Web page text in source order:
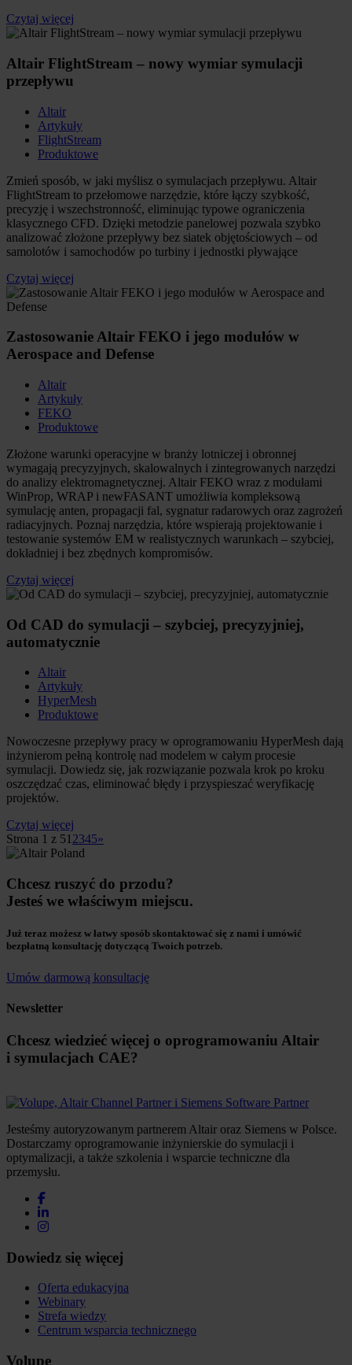
Czytaj więcej
Altair FlightStream – nowy wymiar symulacji
przepływu
Altair
Artykuły
FlightStream
Produktowe
Zmień sposób, w jaki myślisz o symulacjach przepływu. Altair
FlightStream to przełomowe narzędzie, które łączy szybkość,
precyzję i wszechstronność, eliminując typowe ograniczenia
klasycznego CFD. Dzięki metodzie panelowej pozwala szybko
analizować złożone przepływy bez siatek objętościowych – od
samolotów i samochodów po turbiny i jednostki pływające
Czytaj więcej
Zastosowanie Altair FEKO i jego modułów w
Aerospace and Defense
Altair
Artykuły
FEKO
Produktowe
Złożone warunki operacyjne w branży lotniczej i obronnej
wymagają precyzyjnych, skalowalnych i zintegrowanych narzędzi
do analizy elektromagnetycznej. Altair FEKO wraz z modułami
WinProp, WRAP i newFASANT umożliwia kompleksową
symulację anten, propagacji fal, sygnatur radarowych oraz zagrożeń
radiacyjnych. Poznaj narzędzia, które wspierają projektowanie i
testowanie systemów EM w realistycznych warunkach – szybciej,
dokładniej i bez zbędnych kompromisów.
Czytaj więcej
Od CAD do symulacji – szybciej, precyzyjniej,
automatycznie
Altair
Artykuły
HyperMesh
Produktowe
Nowoczesne przepływy pracy w oprogramowaniu HyperMesh dają
inżynierom pełną kontrolę nad modelem w całym procesie
symulacji. Dowiedz się, jak rozwiązanie pozwala krok po kroku
oszczędzać czas, eliminować błędy i przyspieszać weryfikację
projektów.
Czytaj więcej
Strona 1 z 512345»
Chcesz ruszyć do przodu?
Jesteś we właściwym miejscu.
Już teraz możesz w łatwy sposób skontaktować się z nami i umówić
bezpłatną konsultację dotyczącą Twoich potrzeb.
Umów darmową konsultację
Newsletter
Chcesz wiedzieć więcej o oprogramowaniu Altair
i symulacjach CAE?
Jesteśmy autoryzowanym partnerem Altair oraz Siemens w Polsce.
Dostarczamy oprogramowanie inżynierskie do symulacji i
optymalizacji, a także szkolenia i wsparcie techniczne dla
przemysłu.
Dowiedz się więcej
Oferta edukacyjna
Webinary
Strefa wiedzy
Centrum wsparcia technicznego
Volupe